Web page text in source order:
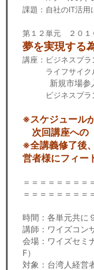
課題：自社のIT活用
第１２単元 ２０１
夢を実現する
講座：ビジネスプ
ライフサイクル
新規市場参入
ビジネスプラン
※スケジュール
次回講座への
※全講義修了後
営者様にフィー
＝＝＝＝＝＝＝＝
＝＝＝＝＝＝＝＝
時間：各単元共に
講師：ワイズコ
会場：ワイズセミ
F）
対象：台湾人経営